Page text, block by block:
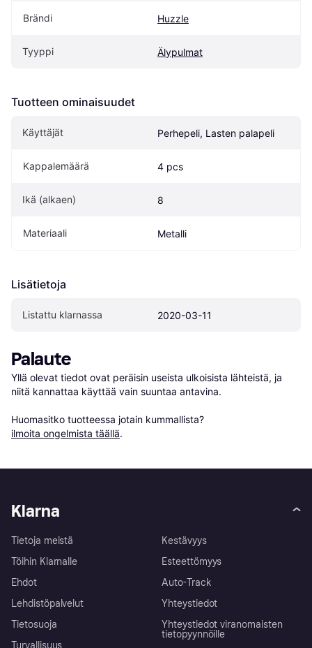
Brändi Huzzle
Tyyppi Älypulmat
Tuotteen ominaisuudet
Käyttäjät Perhepeli, Lasten palapeli
Kappalemäärä 4 pcs
Ikä (alkaen) 8
Materiaali Metalli
Lisätietoja
Listattu klarnassa 2020-03-11
Palaute
Yllä olevat tiedot ovat peräisin useista ulkoisista lähteistä, ja
niitä kannattaa käyttää vain suuntaa antavina.
Huomasitko tuotteessa jotain kummallista?
ilmoita ongelmista täällä.
Klarna
Tietoja meistä
Töihin Klarnalle
Ehdot
Lehdistöpalvelut
Tietosuoja
Kestävyys
Esteettömyys
Auto-Track
Yhteystiedot
Yhteystiedot viranomaisten
tietopyynnöille